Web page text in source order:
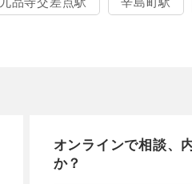
オンラインで相談、
か？